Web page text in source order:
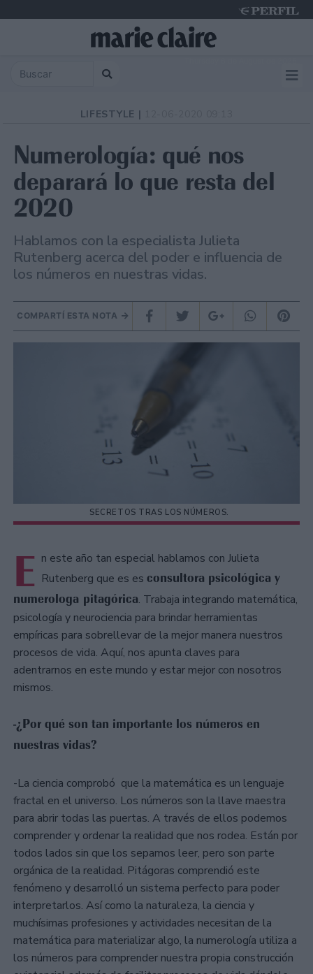
LIFESTYLE |
Numerología: qué nos
deparará lo que resta del
2020
Hablamos con la especialista Julieta
Rutenberg acerca del poder e influencia de
los números en nuestras vidas.
COMPARTÍ ESTA NOTA
SECRETOS TRAS LOS NÚMEROS.
E n este año tan especial hablamos con Julieta
Rutenberg que es es consultora psicológica y
numerologa pitagórica. Trabaja integrando matemática,
psicología y neurociencia para brindar herramientas
empíricas para sobrellevar de la mejor manera nuestros
procesos de vida. Aquí, nos apunta claves para
adentrarnos en este mundo y estar mejor con nosotros
mismos.
-¿Por qué son tan importante los números en
nuestras vidas?
-La ciencia comprobó que la matemática es un lenguaje
fractal en el universo. Los números son la llave maestra
para abrir todas las puertas. A través de ellos podemos
comprender y ordenar la realidad que nos rodea. Están por
todos lados sin que los sepamos leer, pero son parte
orgánica de la realidad. Pitágoras comprendió este
fenómeno y desarrolló un sistema perfecto para poder
interpretarlos. Así como la naturaleza, la ciencia y
muchísimas profesiones y actividades necesitan de la
matemática para materializar algo, la numerología utiliza a
los números para comprender nuestra propia construcción